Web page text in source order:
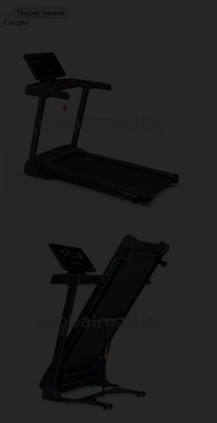
Подбор товаров
Скидка